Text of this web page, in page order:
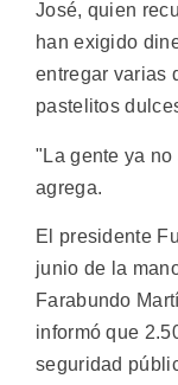
José, quien
han exigido
entregar varias
pastelitos
"La gente ya
agrega.
El presidente
junio de la
Farabundo
informó que
seguridad